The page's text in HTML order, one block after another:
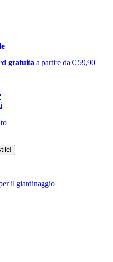
gratuita a partire da € 59,90
il giardinaggio